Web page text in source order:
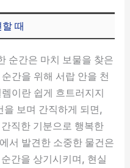
때
순간은 마치 보물을 찾은
간을 위해 서랍 안을 천
이란 쉽게 흐트러지지
을 보며 간직하게 되면,
직한 기분으로 행복한
서 발견한 소중한 물건은
간을 상기시키며, 현실